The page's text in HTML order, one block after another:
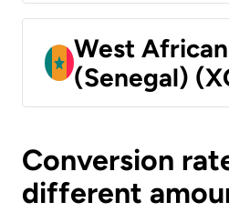
West
(Senegal)
Conversion
different